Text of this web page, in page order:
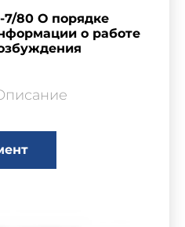
80 О порядке
о работе